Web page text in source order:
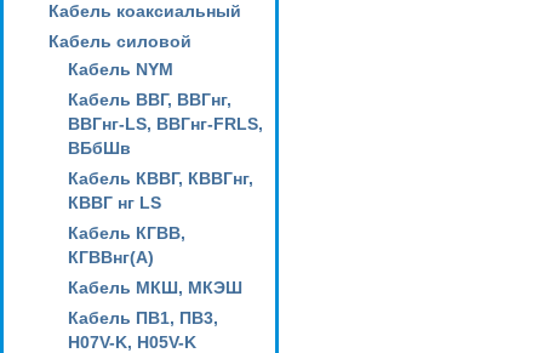
Кабель коаксиальный
Кабель силовой
Кабель NYM
Кабель ВВГ, ВВГнг,
ВВГнг-LS, ВВГнг-FRLS,
ВБбШв
Кабель КВВГ, КВВГнг,
КВВГ нг LS
Кабель КГВВ,
КГВВнг(А)
Кабель МКШ, МКЭШ
Кабель ПВ1, ПВ3,
H07V-K, H05V-K